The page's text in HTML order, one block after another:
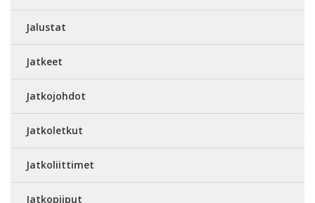
Jalustat
Jatkeet
Jatkojohdot
Jatkoletkut
Jatkoliittimet
Jatkopiiput